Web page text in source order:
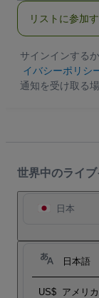
ア
ス
リストに参加
サインインする
イバシーポリシ
通知を受け取る
世界中のライブ
日本
日本語
US$ アメリ